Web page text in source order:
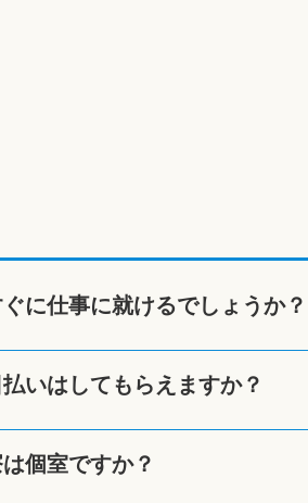
に仕事に就けるでしょうか？
払いはしてもらえますか？
個室ですか？